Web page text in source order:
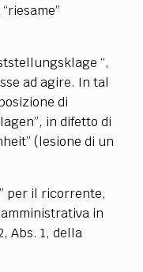
“,
ad agire. In tal
di
in difetto di
(lesione di un
per il ricorrente,
in
Abs. 1, della